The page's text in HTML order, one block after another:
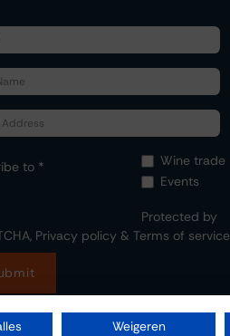
to *
Wine trade
Events
Protected by
Privacy policy & Terms of service
Weigeren